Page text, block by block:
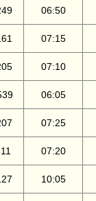
06:50
07:15
07:10
06:05
07:25
07:20
10:05